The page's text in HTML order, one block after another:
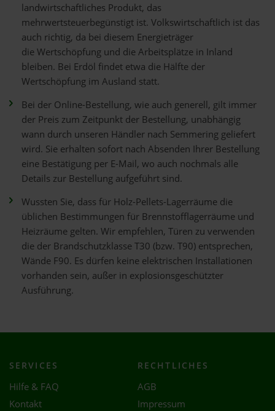
landwirtschaftliches Produkt, das
mehrwertsteuerbegünstigt ist. Volkswirtschaftlich ist das
auch richtig, da bei diesem Energieträger
die Wertschöpfung und die Arbeitsplätze in Inland
bleiben. Bei Erdöl findet etwa die Hälfte der
Wertschöpfung im Ausland statt.
Bei der Online-Bestellung, wie auch generell, gilt immer
der Preis zum Zeitpunkt der Bestellung, unabhängig
wann durch unseren Händler nach Semmering geliefert
wird. Sie erhalten sofort nach Absenden Ihrer Bestellung
eine Bestätigung per E-Mail, wo auch nochmals alle
Details zur Bestellung aufgeführt sind.
Wussten Sie, dass für Holz-Pellets-Lagerräume die
üblichen Bestimmungen für Brennstofflagerräume und
Heizräume gelten. Wir empfehlen, Türen zu verwenden
die der Brandschutzklasse T30 (bzw. T90) entsprechen,
Wände F90. Es dürfen keine elektrischen Installationen
vorhanden sein, außer in explosionsgeschützter
Ausführung.
SERVICES
Hilfe & FAQ
Kontakt
RECHTLICHES
AGB
Impressum